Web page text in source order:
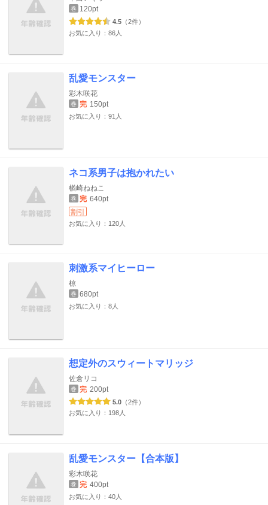
巻 120pt
4.5 （2件）
お気に入り：86人
乱愛モンスター
彩木咲花
巻 完 150pt
お気に入り：91人
ネコ系男子は抱かれたい
楢崎ねねこ
巻 完 640pt
割引
お気に入り：120人
刺激系マイヒーロー
椋
巻 680pt
お気に入り：8人
想定外のスウィートマリッジ
佐倉リコ
巻 完 200pt
5.0 （2件）
お気に入り：198人
乱愛モンスター【合本版】
彩木咲花
巻 完 400pt
お気に入り：40人